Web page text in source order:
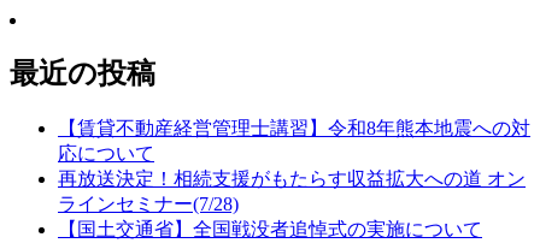
最近の投稿
【賃貸不動産経営管理士講習】令和8年熊本地震への対
応について
再放送決定！相続支援がもたらす収益拡大への道 オン
ラインセミナー(7/28)
【国土交通省】全国戦没者追悼式の実施について